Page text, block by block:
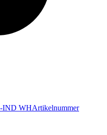
IND WHArtikelnummer